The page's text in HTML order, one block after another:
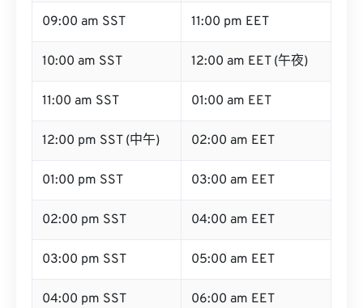
09:00 am SST 11:00 pm EET
10:00 am SST 12:00 am EET (午夜)
11:00 am SST 01:00 am EET
12:00 pm SST (中午) 02:00 am EET
01:00 pm SST 03:00 am EET
02:00 pm SST 04:00 am EET
03:00 pm SST 05:00 am EET
04:00 pm SST 06:00 am EET